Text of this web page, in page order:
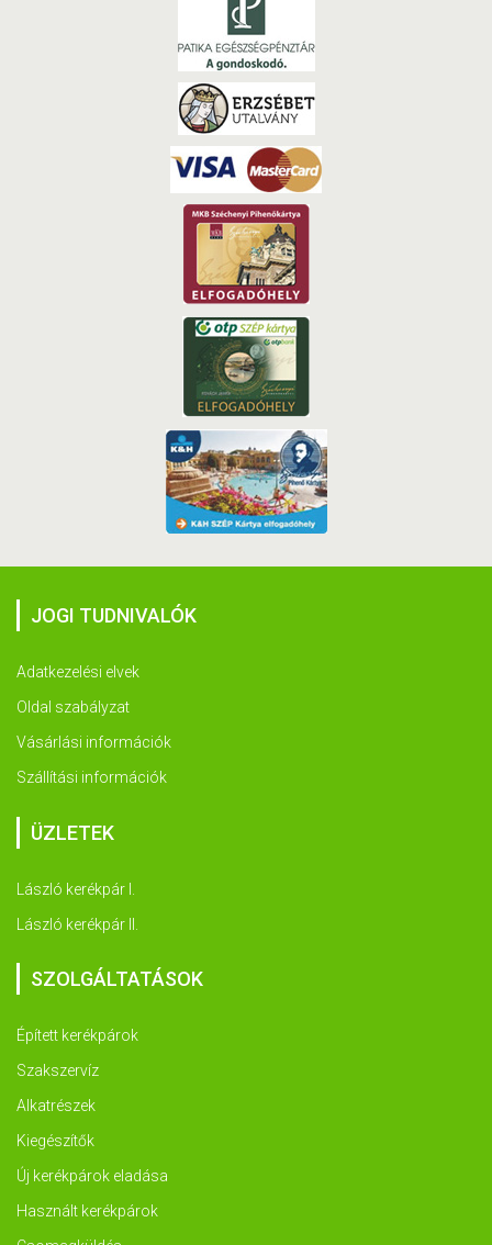
JOGI TUDNIVALÓK
Adatkezelési elvek
Oldal szabályzat
Vásárlási információk
Szállítási információk
ÜZLETEK
László kerékpár I.
László kerékpár II.
SZOLGÁLTATÁSOK
Épített kerékpárok
Szakszervíz
Alkatrészek
Kiegészítők
Új kerékpárok eladása
Használt kerékpárok